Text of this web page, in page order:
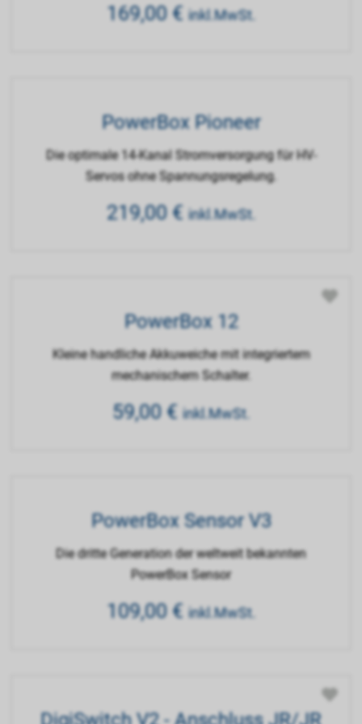
169,00€ inkl.MwSt.
PowerBox Pioneer
Die optimale 14-Kanal Stromversorgung für HV-
Servos ohne Spannungsregelung.
219,00€ inkl.MwSt.
PowerBox 12
Kleine handliche Akkuweiche mit integriertem
mechanischem Schalter.
59,00€ inkl.MwSt.
PowerBox Sensor V3
Die dritte Generation der weltweit bekannten
PowerBox Sensor
109,00€ inkl.MwSt.